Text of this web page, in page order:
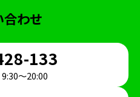
合わせ
133
〜20:00